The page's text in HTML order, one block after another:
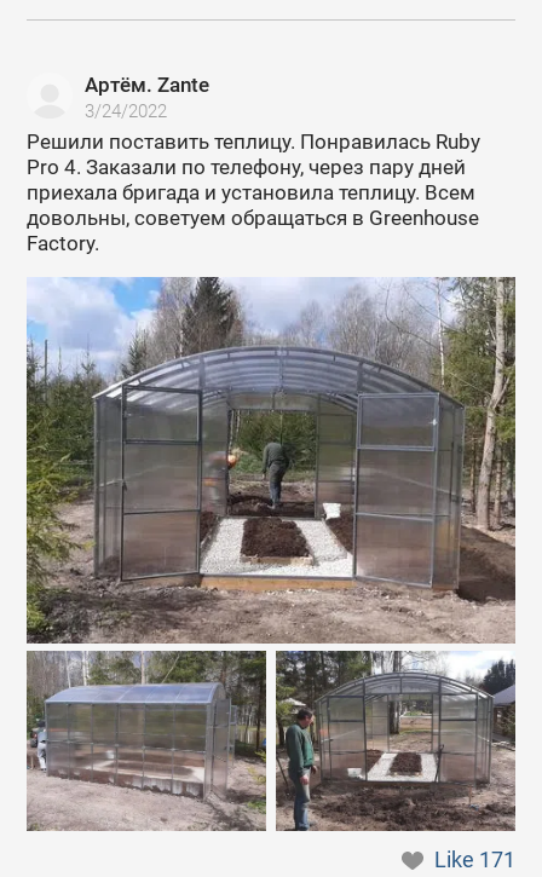
Артём. Zante
3/24/2022
Решили поставить теплицу. Понравилась Ruby
Pro 4. Заказали по телефону, через пару дней
приехала бригада и установила теплицу. Всем
довольны, советуем обращаться в Greenhouse
Factory.
Like 171